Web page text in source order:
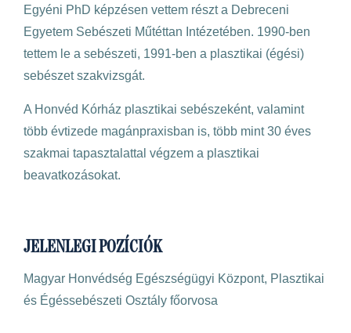
Egyéni PhD képzésen vettem részt a Debreceni
Egyetem Sebészeti Műtéttan Intézetében. 1990-ben
tettem le a sebészeti, 1991-ben a plasztikai (égési)
sebészet szakvizsgát.
A Honvéd Kórház plasztikai sebészeként, valamint
több évtizede magánpraxisban is, több mint 30 éves
szakmai tapasztalattal végzem a plasztikai
beavatkozásokat.
JELENLEGI POZÍCIÓK
Magyar Honvédség Egészségügyi Központ, Plasztikai
és Égéssebészeti Osztály főorvosa